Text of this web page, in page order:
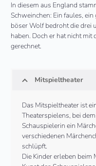
In diesem aus England
Schweinchen: Ein faules,
böser Wolf bedroht die drei
haben. Doch er hat nicht mit
gerechnet.
Mitspieltheater
Das Mitspieltheater ist
Theaterspielens, bei
Schauspielerin ein
verschiedenen
schlüpft.
Die Kinder erleben